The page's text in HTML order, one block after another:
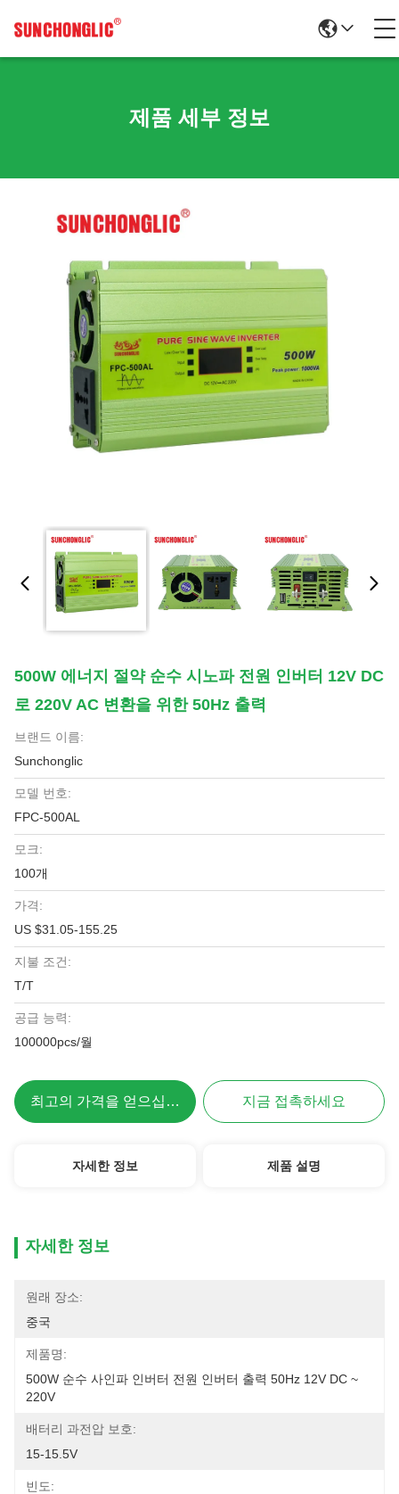
제품 세부 정보
500W 에너지 절약 순수 시노파 전원 인버터 12V DC
로 220V AC 변환을 위한 50Hz 출력
브랜드 이름:
Sunchonglic
모델 번호:
FPC-500AL
모크:
100개
가격:
US $31.05-155.25
지불 조건:
T/T
공급 능력:
100000pcs/월
최고의 가격을 얻으십시오 지금 접촉하세요
자세한 정보 제품 설명
자세한 정보
원래 장소:
중국
제품명:
500W 순수 사인파 인버터 전원 인버터 출력 50Hz 12V DC ~
220V
배터리 과전압 보호:
15-15.5V
빈도: